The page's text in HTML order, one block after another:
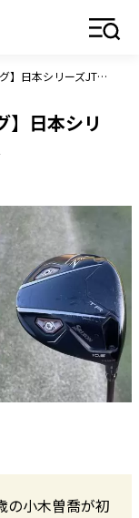
【小木曽喬の優勝セッティング】日本シリーズJTカップを制覇した14本
】日本シリ
の小木曽喬が初